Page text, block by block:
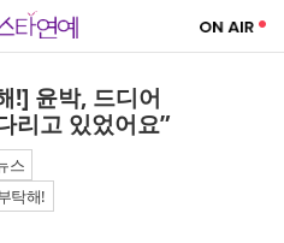
!] 윤박, 드디어
리고 있었어요”
스
탁해!